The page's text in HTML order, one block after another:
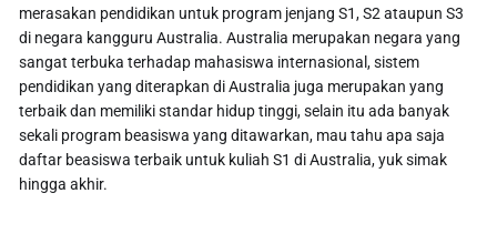
merasakan pendidikan untuk program jenjang S1, S2 ataupun S3
di negara kangguru Australia. Australia merupakan negara yang
sangat terbuka terhadap mahasiswa internasional, sistem
pendidikan yang diterapkan di Australia juga merupakan yang
terbaik dan memiliki standar hidup tinggi, selain itu ada banyak
sekali program beasiswa yang ditawarkan, mau tahu apa saja
daftar beasiswa terbaik untuk kuliah S1 di Australia, yuk simak
hingga akhir.